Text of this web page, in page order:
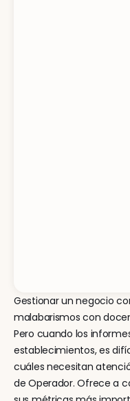
Gestionar un negocio
malabarismos con
Pero cuando los
establecimientos, es
cuáles necesitan
de Operador. Ofrece a